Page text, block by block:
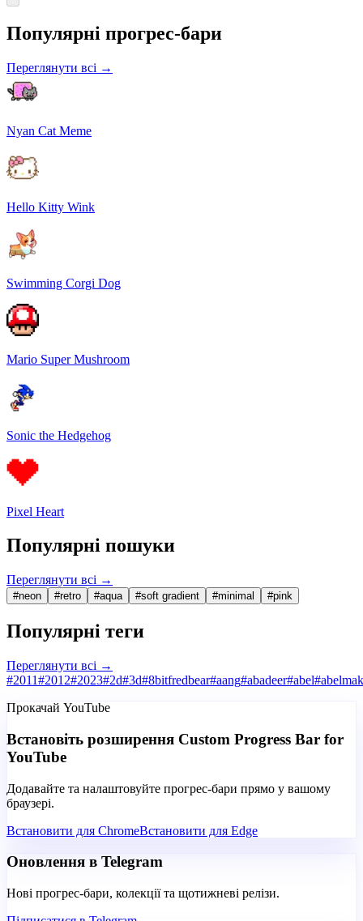
Популярні прогрес-бари
Переглянути всі →
Nyan Cat Meme
Hello Kitty Wink
Swimming Corgi Dog
Mario Super Mushroom
Sonic the Hedgehog
Pixel Heart
Популярні пошуки
Переглянути всі →
#neon #retro #aqua #soft gradient #minimal #pink
Популярні теги
Переглянути всі →
#2011#2012#2023#2d#3d#8bitfredbear#aang#abadeer#abel#
Прокачай YouTube
Встановіть розширення Custom Progress Bar for
YouTube
Додавайте та налаштовуйте прогрес-бари прямо у вашому
браузері.
Встановити для ChromeВстановити для Edge
Оновлення в Telegram
Нові прогрес-бари, колекції та щотижневі релізи.